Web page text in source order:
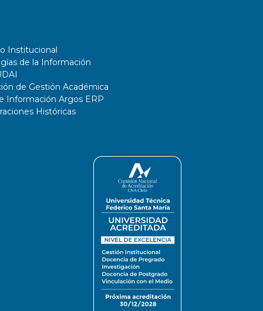
Institucional
de la Información
de Gestión Académica
Información Argos ERP
Históricas